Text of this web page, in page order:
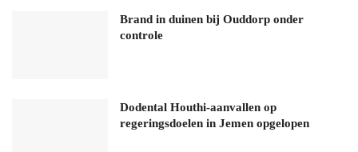
Brand in duinen bij Ouddorp onder
controle
Dodental Houthi-aanvallen op
regeringsdoelen in Jemen opgelopen